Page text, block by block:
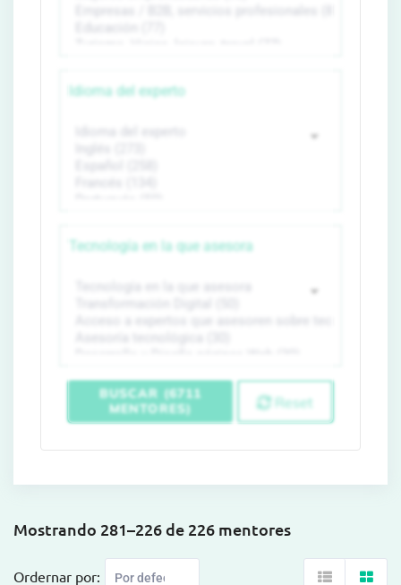
Idioma del experto
Tecnología en la que asesora
BUSCAR (6711
MENTORES)
Reset
Mostrando 281–226 de 226 mentores
Ordernar por: